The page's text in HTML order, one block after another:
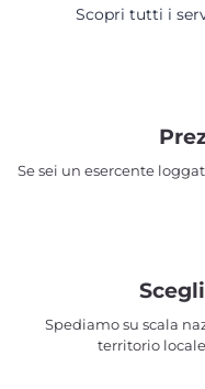
Scopri tutti i
Se sei un esercente
Scegli
Spediamo su scala
territorio